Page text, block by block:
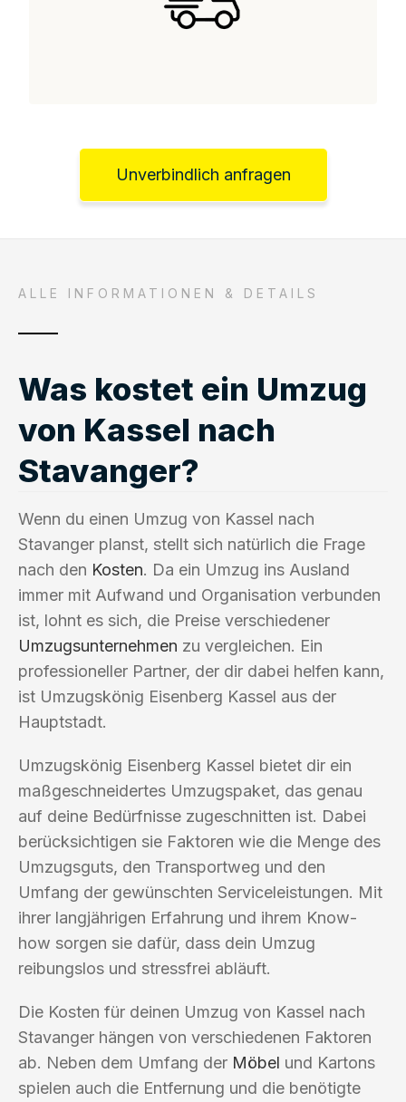
Unverbindlich anfragen
ALLE INFORMATIONEN & DETAILS
Was kostet ein Umzug
von Kassel nach
Stavanger?
Wenn du einen Umzug von Kassel nach
Stavanger planst, stellt sich natürlich die Frage
nach den Kosten. Da ein Umzug ins Ausland
immer mit Aufwand und Organisation verbunden
ist, lohnt es sich, die Preise verschiedener
Umzugsunternehmen zu vergleichen. Ein
professioneller Partner, der dir dabei helfen kann,
ist Umzugskönig Eisenberg Kassel aus der
Hauptstadt.
Umzugskönig Eisenberg Kassel bietet dir ein
maßgeschneidertes Umzugspaket, das genau
auf deine Bedürfnisse zugeschnitten ist. Dabei
berücksichtigen sie Faktoren wie die Menge des
Umzugsguts, den Transportweg und den
Umfang der gewünschten Serviceleistungen. Mit
ihrer langjährigen Erfahrung und ihrem Know-
how sorgen sie dafür, dass dein Umzug
reibungslos und stressfrei abläuft.
Die Kosten für deinen Umzug von Kassel nach
Stavanger hängen von verschiedenen Faktoren
ab. Neben dem Umfang der Möbel und Kartons
spielen auch die Entfernung und die benötigte